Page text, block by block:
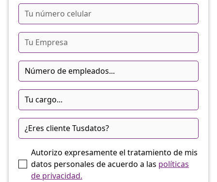
Autorizo expresamente el tratamiento de mis
datos personales de acuerdo a las políticas
de privacidad.